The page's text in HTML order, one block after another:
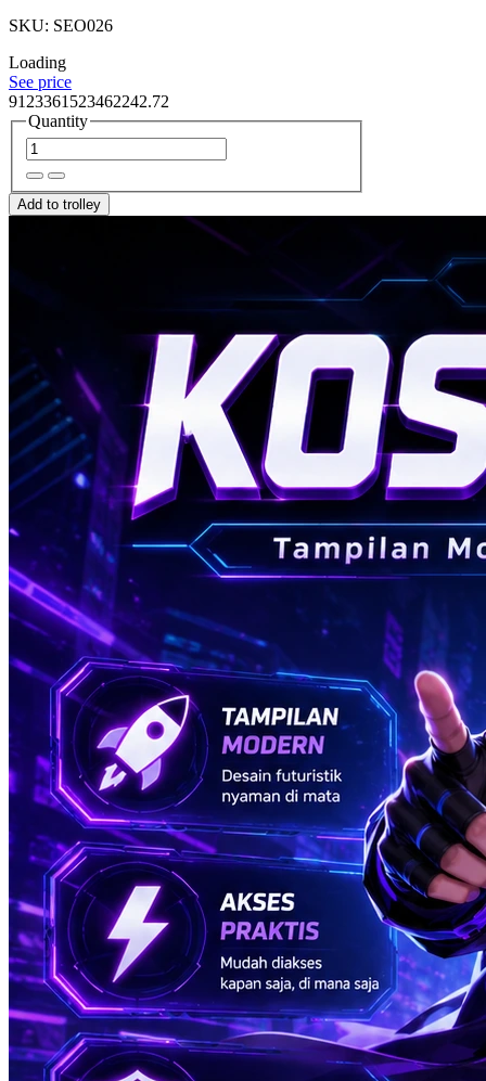
SKU: SEO026
Loading
See price
9123361523462242.72
Quantity
Add to trolley